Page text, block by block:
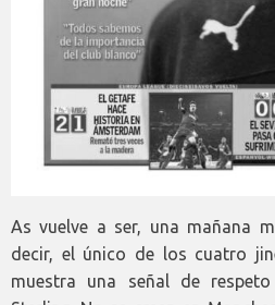
As vuelve a ser, una mañana
decir, el único de los cuatro
muestra una señal de